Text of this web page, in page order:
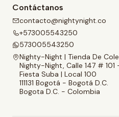
Contáctanos
contacto@nightynight.co
+573005543250
573005543250
Nighty-Night | Tienda De
Nighty-Night, Calle 147 #
Fiesta Suba | Local 100
111131 Bogotá - Bogotá D.C.
Bogota D.C. - Colombia